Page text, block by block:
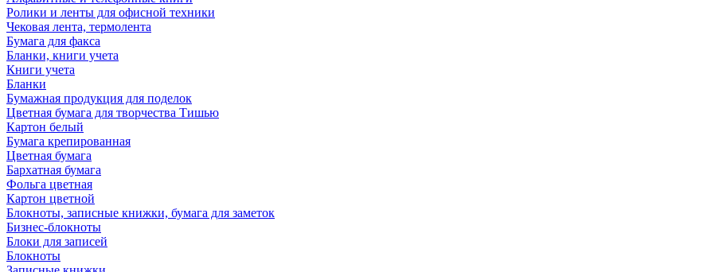
Ролики и ленты для офисной техники
Чековая лента, термолента
Бумага для факса
Бланки, книги учета
Книги учета
Бланки
Бумажная продукция для поделок
Цветная бумага для творчества Тишью
Картон белый
Бумага крепированная
Цветная бумага
Бархатная бумага
Фольга цветная
Картон цветной
Блокноты, записные книжки, бумага для заметок
Бизнес-блокноты
Блоки для записей
Блокноты